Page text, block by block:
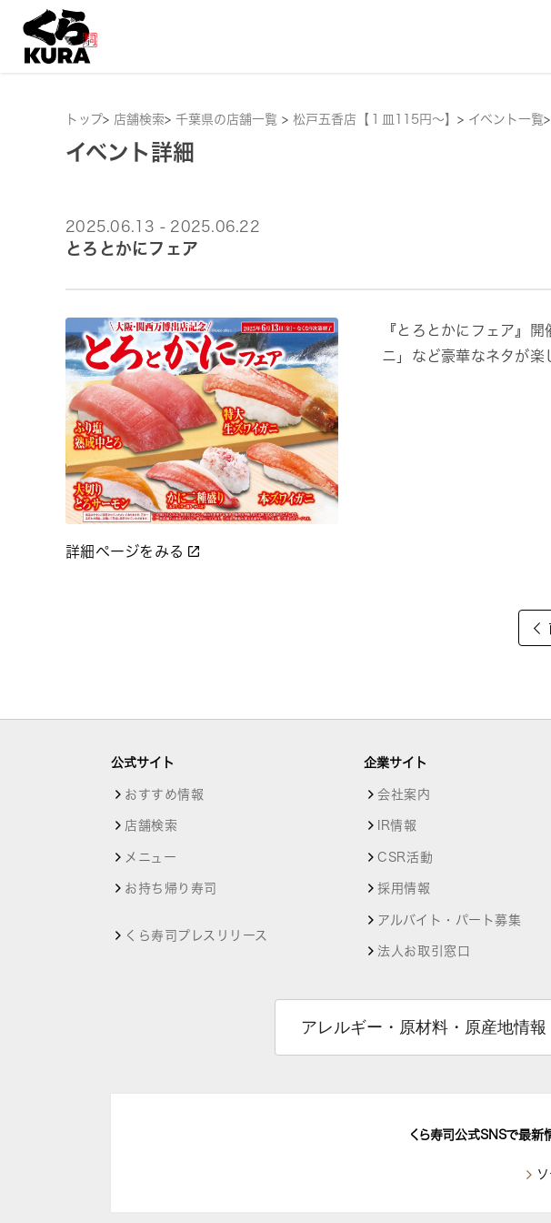
トップ> 店舗検索> 千葉県の店舗一覧 > 松戸五香店【１皿115円～】 > イベント一覧>
イベント詳細
2025.06.13 - 2025.06.22
とろとかにフェア
詳細ページをみる
『とろとかにフェア』
ニ」など豪華なネタが楽
公式サイト
おすすめ情報
店舗検索
メニュー
お持ち帰り寿司
くら寿司プレスリリース
企業サイト
会社案内
IR情報
CSR活動
採用情報
アルバイト・パート募集
法人お取引窓口
アレルギー・原材料・原産地情報
くら寿司公式SNSで最新